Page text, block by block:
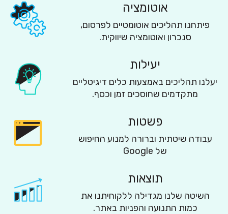
אוטומציה
פיתחנו תהליכים אוטומטיים לפרסום,
סנכרון ואוטומציה שיווקית.
יעילות
יעלנו תהליכים באמצעות כלים דיגיטליים
מתקדמים שחוסכים זמן וכסף.
פשטות
עבודה שיטתית וברורה למנוע החיפוש
של Google
תוצאות
השיטה שלנו מגדילה ללקוחיתנו את
כמות התנועה והפניות באתר.